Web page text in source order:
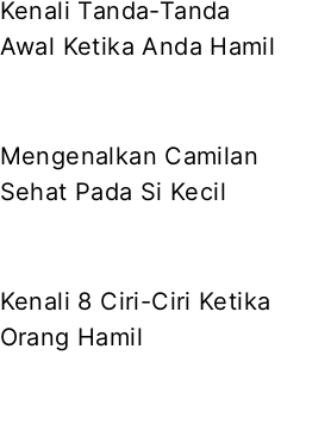
Kenali Tanda-Tanda
Awal Ketika Anda Hamil
Mengenalkan Camilan
Sehat Pada Si Kecil
Kenali 8 Ciri-Ciri Ketika
Orang Hamil